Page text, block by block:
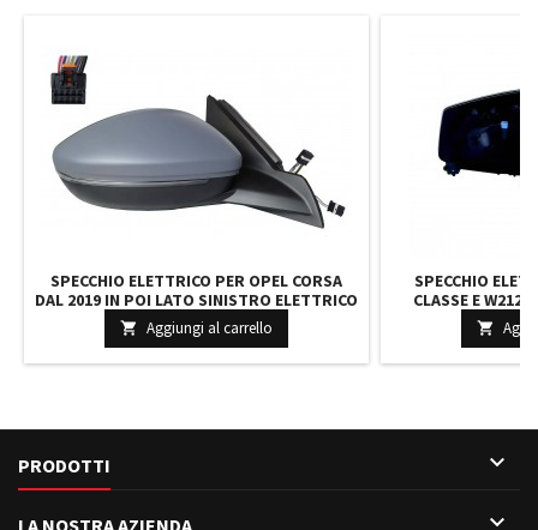
SPECCHIO ELETTRICO PER OPEL CORSA
DAL 2019 IN POI LATO SINISTRO ELETTRICO
TERMICO VERNIC. CON FANALE A LED
98260224XT 983767411T
 Aggiungi al carrello
SPECCHIO
CLASSE E W212
DESTRO
C/

PRODOTTI 
